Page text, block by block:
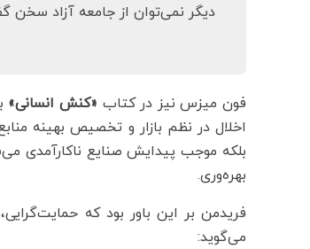
دیگر نمی‌توان از جامعه آزاد سخن
فون میزس نیز در کتاب «کنش انسانی»
اخلال در نظم بازار و تخصیص بهینه
بلکه موجب پیدایش صنایع ناکارآمدی
بهره‌وری.
می‌گوید: